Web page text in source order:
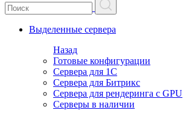
Выделенные сервера
Назад
Готовые конфигурации
Сервера для 1С
Сервера для Битрикс
Сервера для рендеринга с GPU
Серверы в наличии